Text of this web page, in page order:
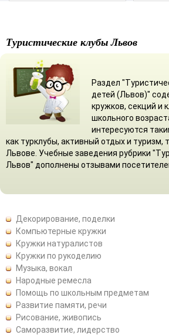
Туристические клубы Львов
Раздел
детей (Львов)"
кружков, секций и
школьного
интересуются
как турклубы, активный отдых и туризм,
Львове. Учебные заведения рубрики
Львов" дополнены отзывами
Декорирование, поделки
Компьютерные кружки
Кружки натуралистов
Кружки по рукоделию
Музыка, вокал
Народные ремесла
Помощь по школьным предметам
Развитие памяти, речи
Рисование, живопись
Саморазвитие, лидерство